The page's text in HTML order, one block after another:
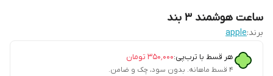
ساعت هوشمند 3 بند
برند:apple
هر قسط با ترب‌پی:۳۵۰٬۰۰۰ تومان
۴ قسط ماهانه. بدون سود، چک و ضامن.